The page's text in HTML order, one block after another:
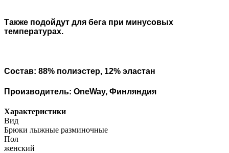
Также подойдут для бега при минусовых
температурах.
Состав: 88% полиэстер, 12% эластан
Производитель: OneWay, Финляндия
Характеристики
Вид
Брюки лыжные разминочные
Пол
женский